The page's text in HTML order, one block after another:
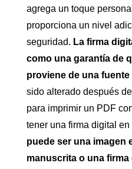
agrega un toque
proporciona un nivel
seguridad. La firma
como una garantía de
proviene de una
sido alterado después
para imprimir un PDF
tener una firma digital
puede ser una imagen
manuscrita o una